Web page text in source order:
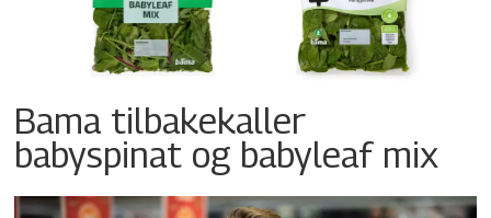
Bama tilbakekaller
babyspinat og babyleaf mix